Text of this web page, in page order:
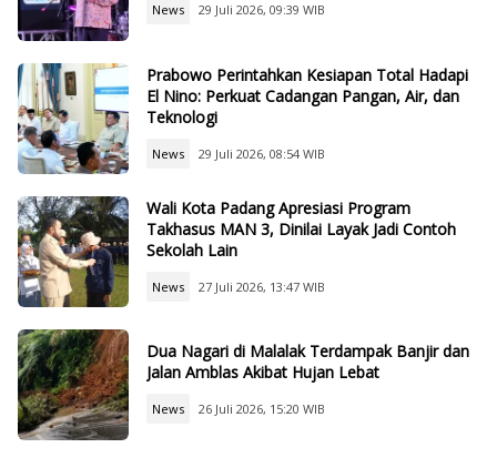
News 29 Juli 2026, 09:39 WIB
Prabowo Perintahkan Kesiapan Total Hadapi
El Nino: Perkuat Cadangan Pangan, Air, dan
Teknologi
News 29 Juli 2026, 08:54 WIB
Wali Kota Padang Apresiasi Program
Takhasus MAN 3, Dinilai Layak Jadi Contoh
Sekolah Lain
News 27 Juli 2026, 13:47 WIB
Dua Nagari di Malalak Terdampak Banjir dan
Jalan Amblas Akibat Hujan Lebat
News 26 Juli 2026, 15:20 WIB